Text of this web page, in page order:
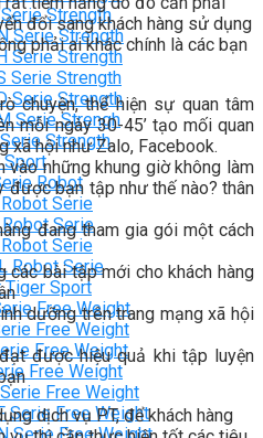
Strength
Serie Strength
Serie Strength
Serie Strength
Serie Strength
Serie Strengh
Strength
Sport
Robot
Serie
Serie
Serie
Robot Serie
Tiger Sport
Free Weight
Free Weight
Free Weight
Free Weight
Free Weight
Serie Free Weight
đổi sang khách hàng sử dụng
phải ai khác chính là các bạn
chuyện, thể hiện sự quan tâm
mỗi ngày 30-45’ tạo mối quan
xã hội như Zalo, Facebook.
vào những khung giờ không làm
được bạn tập như thế nào? thân
đang tham gia gói một cách
các bài tập mới cho khách hàng
dưỡng trên trang mạng xã hội
được hiệu quả khi tập luyện
dịch vụ PT, để khách hàng